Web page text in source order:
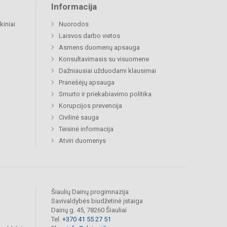
Informacija
Nuorodos
Laisvos darbo vietos
Asmens duomenų apsauga
Konsultavimasis su visuomene
Dažniausiai užduodami klausimai
Pranešėjų apsauga
Smurto ir priekabiavimo politika
Korupcijos prevencija
Civilinė sauga
Teisinė informacija
Atviri duomenys
Šiaulių Dainų progimnazija
Savivaldybės biudžetinė įstaiga
Dainų g. 45, 78260 Šiauliai
Tel. +370 41 55 27 51